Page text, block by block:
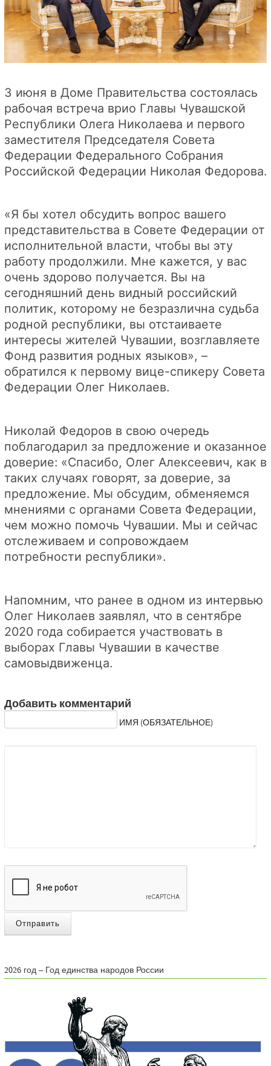
3 июня в Доме Правительства состоялась
рабочая встреча врио Главы Чувашской
Республики Олега Николаева и первого
заместителя Председателя Совета
Федерации Федерального Собрания
Российской Федерации Николая Федорова.
«Я бы хотел обсудить вопрос вашего
представительства в Совете Федерации от
исполнительной власти, чтобы вы эту
работу продолжили. Мне кажется, у вас
очень здорово получается. Вы на
сегодняшний день видный российский
политик, которому не безразлична судьба
родной республики, вы отстаиваете
интересы жителей Чувашии, возглавляете
Фонд развития родных языков», –
обратился к первому вице-спикеру Совета
Федерации Олег Николаев.
Николай Федоров в свою очередь
поблагодарил за предложение и оказанное
доверие: «Спасибо, Олег Алексеевич, как в
таких случаях говорят, за доверие, за
предложение. Мы обсудим, обменяемся
мнениями с органами Совета Федерации,
чем можно помочь Чувашии. Мы и сейчас
отслеживаем и сопровождаем
потребности республики».
Напомним, что ранее в одном из интервью
Олег Николаев заявлял, что в сентябре
2020 года собирается участвовать в
выборах Главы Чувашии в качестве
самовыдвиженца.
Добавить комментарий
ИМЯ (ОБЯЗАТЕЛЬНОЕ)
Отправить
2026 год – Год единства народов России